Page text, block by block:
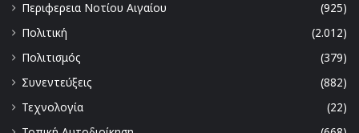
Περιφερεια Νοτίου Αιγαίου
(925)
Πολιτική
(2.012)
Πολιτισμός
(379)
Συνεντεύξεις
(882)
Τεχνολογία
(22)